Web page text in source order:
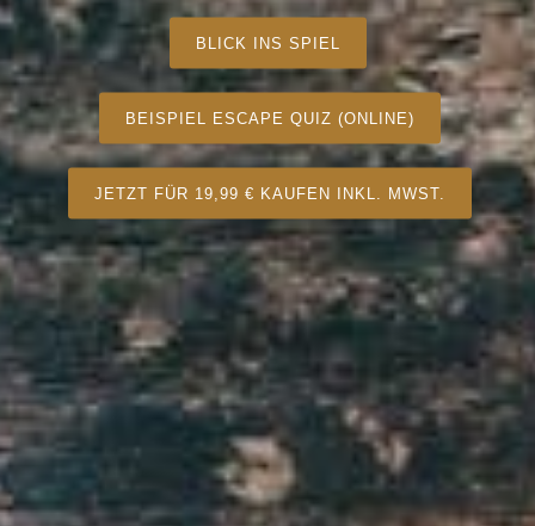
BLICK INS SPIEL
BEISPIEL ESCAPE QUIZ (ONLINE)
JETZT FÜR 19,99 € KAUFEN INKL. MWST.